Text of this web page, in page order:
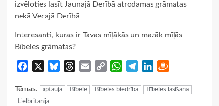
izvēloties lasīt Jaunajā Derībā atrodamas grāmatas
nekā Vecajā Derībā.
Interesanti, kuras ir Tavas mīļākās un mazāk mīļās
Bībeles grāmatas?
Facebook BlueskyThreads
Email
Copy
WhatsApp
TelegramLinkedIn
Tēmas: aptauja Bībele Bībeles biedrība
Bībeles lasīšana
Lielbritānija